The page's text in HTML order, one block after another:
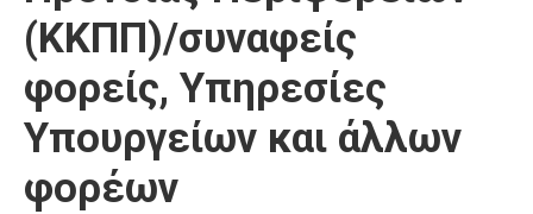
(ΚΚΠΠ)/συναφείς
φορείς, Υπηρεσίες
Υπουργείων και άλλων
φορέων